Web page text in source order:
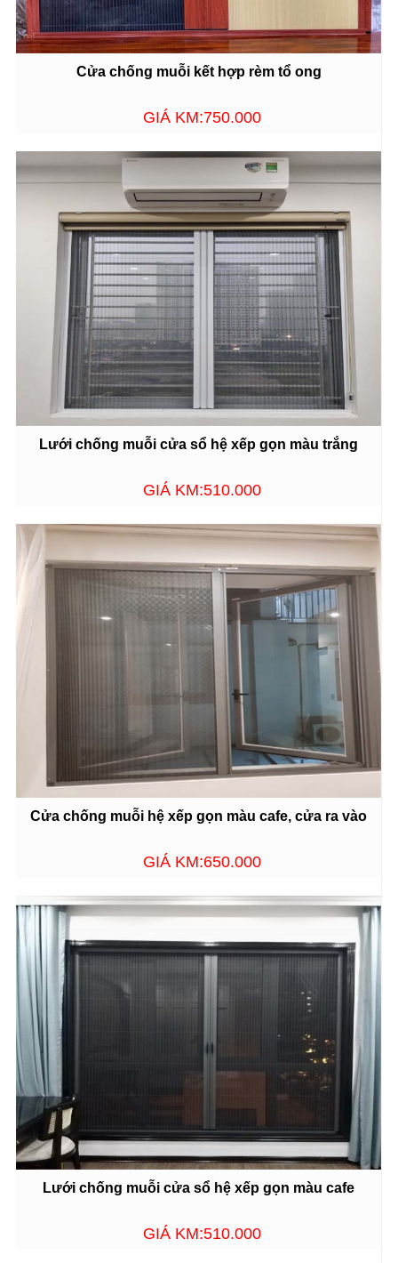
Cửa chống muỗi kết hợp rèm tổ ong
GIÁ KM:750.000
Lưới chống muỗi cửa sổ hệ xếp gọn màu trắng
GIÁ KM:510.000
Cửa chống muỗi hệ xếp gọn màu cafe, cửa ra vào
GIÁ KM:650.000
Lưới chống muỗi cửa sổ hệ xếp gọn màu cafe
GIÁ KM:510.000